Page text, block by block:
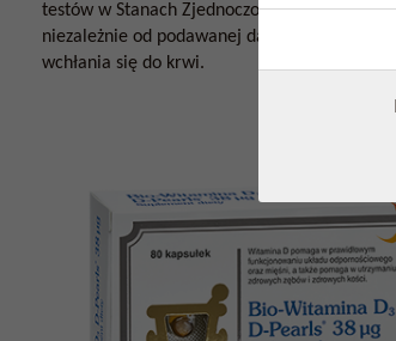
testów w Stanach Zjednoczonych. Wszystkie
niezależnie od podawanej dawki suplement
wchłania się do krwi.